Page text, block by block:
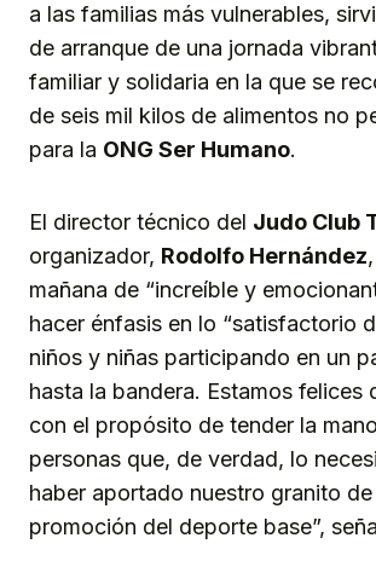
a las familias más vulnerables,
de arranque de una jornada
familiar y solidaria en la que se
de seis mil kilos de alimentos no
para la ONG Ser Humano.
El director técnico del Judo Club
organizador, Rodolfo Hernández
mañana de “increíble y
hacer énfasis en lo “satisfactorio
niños y niñas participando en un
hasta la bandera. Estamos felices
con el propósito de tender la
personas que, de verdad, lo
haber aportado nuestro granito de
promoción del deporte base”,